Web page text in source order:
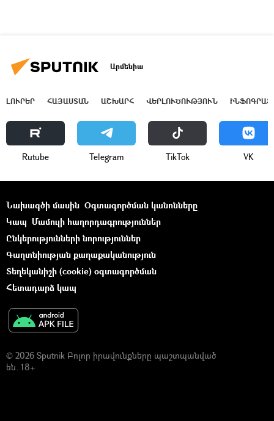
Արմենիա
ԼՈՒՐԵՐ ՀԱՅԱՍՏԱՆ ԱՇԽԱՐՀ ՎԵՐԼՈՒԾՈՒԹՅՈՒՆ
Rutube Telegram ТikТоk VK
Նախագծի մասին Օգտագործման կանոնները
Կապ Մամուլի հաղորդագրություններ
Ընկերությունների նորություններ
Գաղտնիության քաղաքականություն
Տեղեկանիշի (cookie) օգտագործման
Հետադարձ կապ
© 2026 Sputnik Բոլոր իրավունքները պաշտպանված
են. 18+